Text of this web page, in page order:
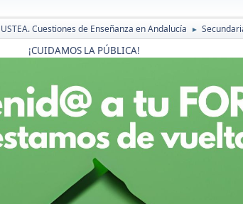
Cuestiones de Enseñanza en Andalucía ►
¡CUIDAMOS LA PÚBLICA!